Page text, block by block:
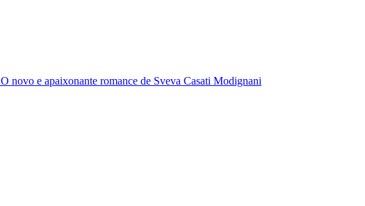
O novo e apaixonante romance de Sveva Casati Modignani